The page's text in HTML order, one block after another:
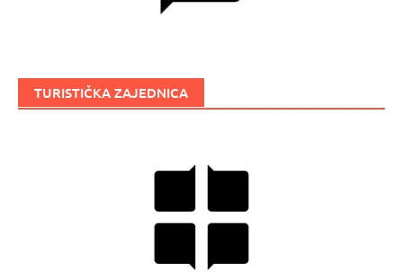
TURISTIČKA ZAJEDNICA